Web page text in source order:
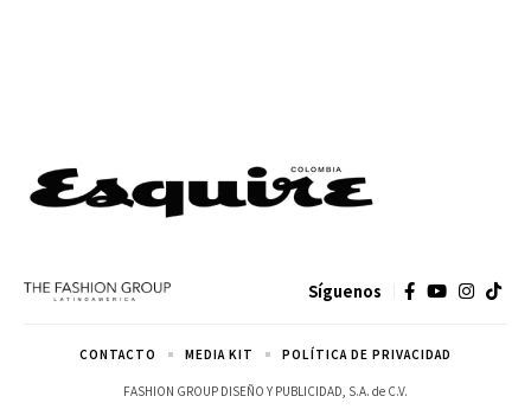
Síguenos
FASHION GROUP DISEÑO Y PUBLICIDAD, S.A. de C.V.
CONTACTO MEDIA KIT POLÍTICA DE PRIVACIDAD